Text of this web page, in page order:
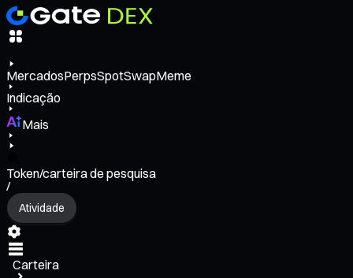
MercadosPerpsSpotSwapMeme
Indicação
Mais
Token/carteira de pesquisa
/
Atividade
Carteira